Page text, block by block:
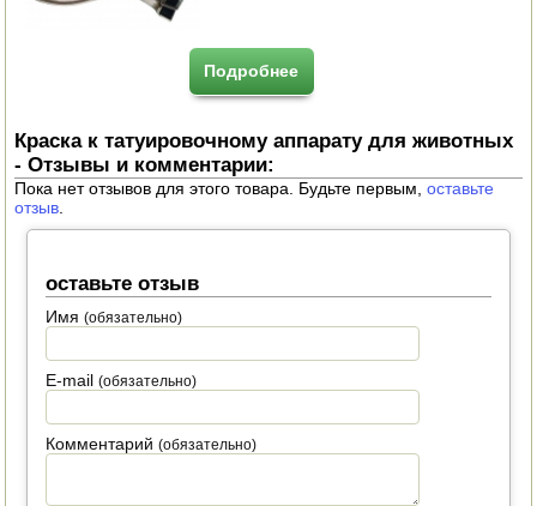
Подробнее
Краска к татуировочному аппарату для животных
- Отзывы и комментарии:
Пока нет отзывов для этого товара. Будьте первым,оставьте
отзыв
оставьте отзыв
Имя(обязательно)
E-mail(обязательно)
Комментарий(обязательно)